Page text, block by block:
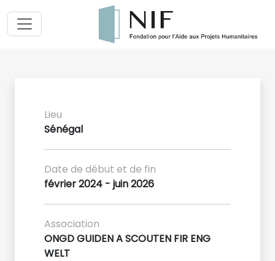
Lieu
Sénégal
Date de début et de fin
février 2024 - juin 2026
Association
ONGD GUIDEN A SCOUTEN FIR ENG
WELT